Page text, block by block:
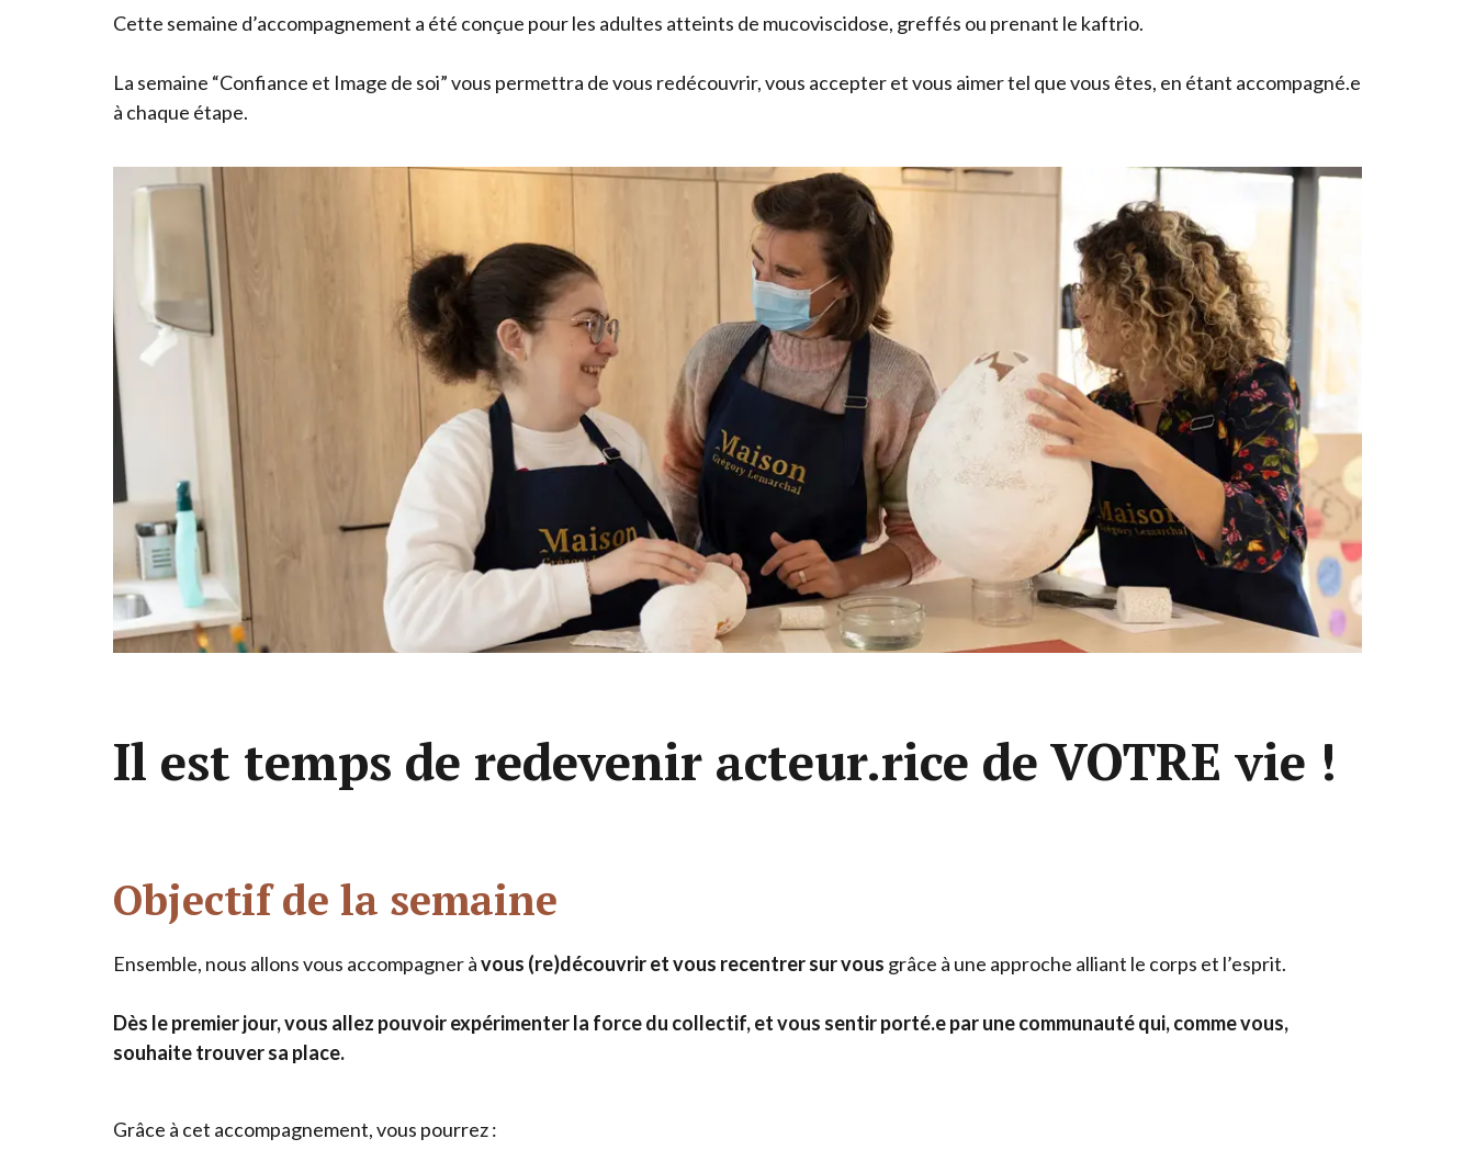
Cette semaine d’accompagnement a été conçue pour les adultes atteints de mucoviscidose, greffés ou prenant le kaftrio.
La semaine “Confiance et Image de soi” vous permettra de vous redécouvrir, vous accepter et vous aimer tel que vous êtes, en étant accompagné.e
à chaque étape.
Il est temps de redevenir acteur.rice deVOTRE vie !
Objectif de la semaine
Ensemble, nous allons vous accompagner àvous (re)découvrir et vous recentrer sur vous grâce à une approche alliant le corps et l’esprit.
Dès le premier jour, vous allez pouvoir expérimenter la force du collectif, et vous sentir porté.e par une communauté qui, comme vous,
souhaite trouver sa place.
Grâce à cet accompagnement, vous pourrez :